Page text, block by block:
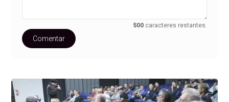
500 caracteres restantes.
Comentar